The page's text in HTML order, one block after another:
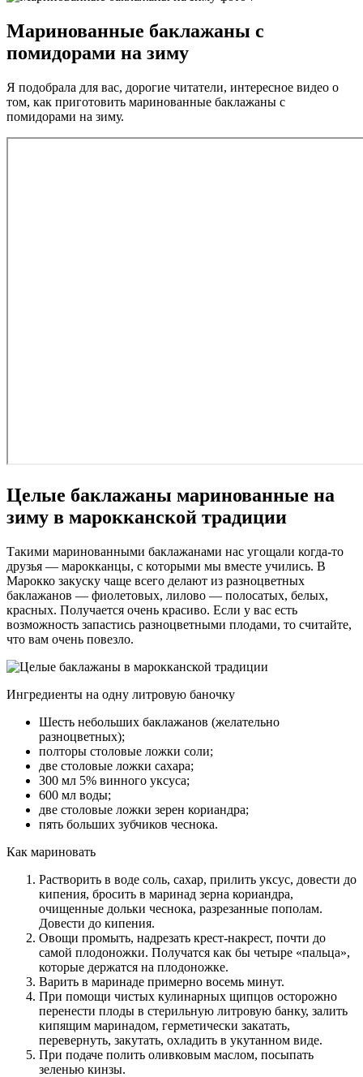
Маринованные баклажаны с
помидорами на зиму
Я подобрала для вас, дорогие читатели, интересное видео о
том, как приготовить маринованные баклажаны с
помидорами на зиму.
Целые баклажаны маринованные на
зиму в марокканской традиции
Такими маринованными баклажанами нас угощали когда-то
друзья — марокканцы, с которыми мы вместе учились. В
Марокко закуску чаще всего делают из разноцветных
баклажанов — фиолетовых, лилово — полосатых, белых,
красных. Получается очень красиво. Если у вас есть
возможность запастись разноцветными плодами, то считайте,
что вам очень повезло.
Ингредиенты на одну литровую баночку
Шесть небольших баклажанов (желательно
разноцветных);
полторы столовые ложки соли;
две столовые ложки сахара;
300 мл 5% винного уксуса;
600 мл воды;
две столовые ложки зерен кориандра;
пять больших зубчиков чеснока.
Как мариновать
Растворить в воде соль, сахар, прилить уксус, довести до
кипения, бросить в маринад зерна кориандра,
очищенные дольки чеснока, разрезанные пополам.
Довести до кипения.
Овощи промыть, надрезать крест-накрест, почти до
самой плодоножки. Получатся как бы четыре «пальца»,
которые держатся на плодоножке.
Варить в маринаде примерно восемь минут.
При помощи чистых кулинарных щипцов осторожно
перенести плоды в стерильную литровую банку, залить
кипящим маринадом, герметически закатать,
перевернуть, закутать, охладить в укутанном виде.
При подаче полить оливковым маслом, посыпать
зеленью кинзы.